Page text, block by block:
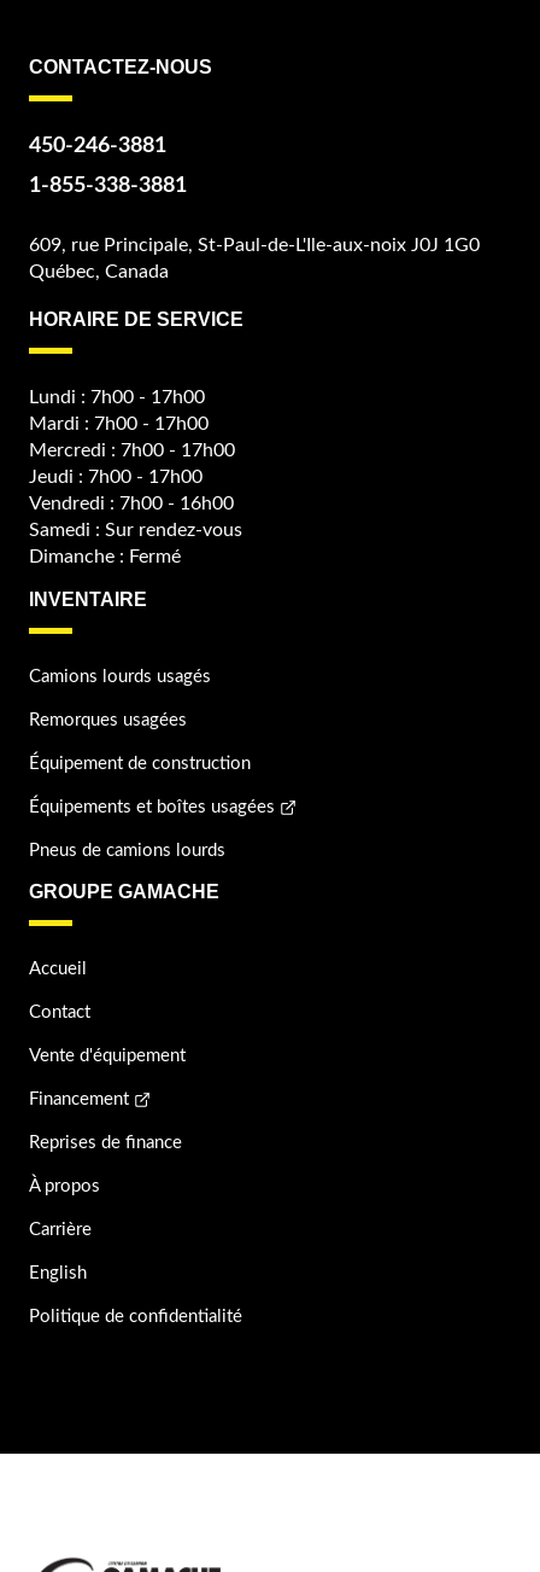
CONTACTEZ-NOUS
450-246-3881
1-855-338-3881
609, rue Principale, St-Paul-de-L'Ile-aux-noix J0J 1G0
Québec, Canada
HORAIRE DE SERVICE
Lundi : 7h00 - 17h00
Mardi : 7h00 - 17h00
Mercredi : 7h00 - 17h00
Jeudi : 7h00 - 17h00
Vendredi : 7h00 - 16h00
Samedi : Sur rendez-vous
Dimanche : Fermé
INVENTAIRE
Camions lourds usagés
Remorques usagées
Équipement de construction
Équipements et boîtes usagées
Pneus de camions lourds
GROUPE GAMACHE
Accueil
Contact
Vente d'équipement
Financement
Reprises de finance
À propos
Carrière
English
Politique de confidentialité